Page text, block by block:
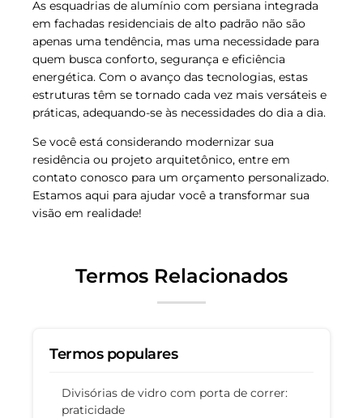
As esquadrias de alumínio com persiana integrada
em fachadas residenciais de alto padrão não são
apenas uma tendência, mas uma necessidade para
quem busca conforto, segurança e eficiência
energética. Com o avanço das tecnologias, estas
estruturas têm se tornado cada vez mais versáteis e
práticas, adequando-se às necessidades do dia a dia.
Se você está considerando modernizar sua
residência ou projeto arquitetônico, entre em
contato conosco para um orçamento personalizado.
Estamos aqui para ajudar você a transformar sua
visão em realidade!
Termos Relacionados
Termos populares
Divisórias de vidro com porta de correr:
praticidade